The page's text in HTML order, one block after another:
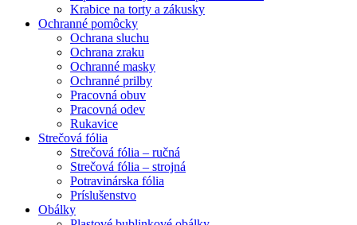
Krabice na torty a zákusky
Ochranné pomôcky
Ochrana sluchu
Ochrana zraku
Ochranné masky
Ochranné prilby
Pracovná obuv
Pracovná odev
Rukavice
Strečová fólia
Strečová fólia – ručná
Strečová fólia – strojná
Potravinárska fólia
Príslušenstvo
Obálky